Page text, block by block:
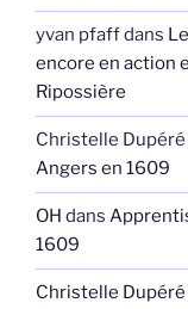
yvan pfaffdans
encore en action
Ripossière
Christelle Dupéré
Angers en 1609
OH dans
1609
Christelle Dupéré